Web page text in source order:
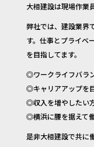
大相建設は現場作業
弊社では、建設業界
す。仕事とプライベ
を目指してます。
◎ワークライフバラ
◎キャリアアップを
◎収入を増やしたい
◎横浜に腰を据えて
是非大相建設で共に